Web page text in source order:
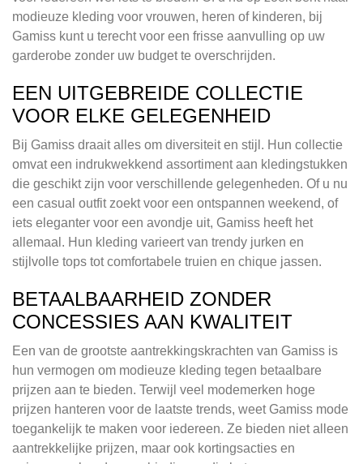
modieuze kleding voor vrouwen, heren of kinderen, bij
Gamiss kunt u terecht voor een frisse aanvulling op uw
garderobe zonder uw budget te overschrijden.
EEN UITGEBREIDE COLLECTIE
VOOR ELKE GELEGENHEID
Bij Gamiss draait alles om diversiteit en stijl. Hun collectie
omvat een indrukwekkend assortiment aan kledingstukken
die geschikt zijn voor verschillende gelegenheden. Of u nu
een casual outfit zoekt voor een ontspannen weekend, of
iets eleganter voor een avondje uit, Gamiss heeft het
allemaal. Hun kleding varieert van trendy jurken en
stijlvolle tops tot comfortabele truien en chique jassen.
BETAALBAARHEID ZONDER
CONCESSIES AAN KWALITEIT
Een van de grootste aantrekkingskrachten van Gamiss is
hun vermogen om modieuze kleding tegen betaalbare
prijzen aan te bieden. Terwijl veel modemerken hoge
prijzen hanteren voor de laatste trends, weet Gamiss mode
toegankelijk te maken voor iedereen. Ze bieden niet alleen
aantrekkelijke prijzen, maar ook kortingsacties en